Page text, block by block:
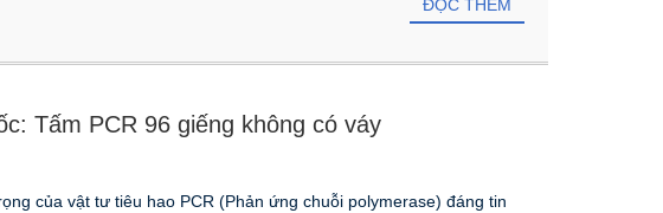
ĐỌC THÊM
Tấm PCR 96 giếng không có váy
của vật tư tiêu hao PCR (Phản ứng chuỗi polymerase) đáng tin